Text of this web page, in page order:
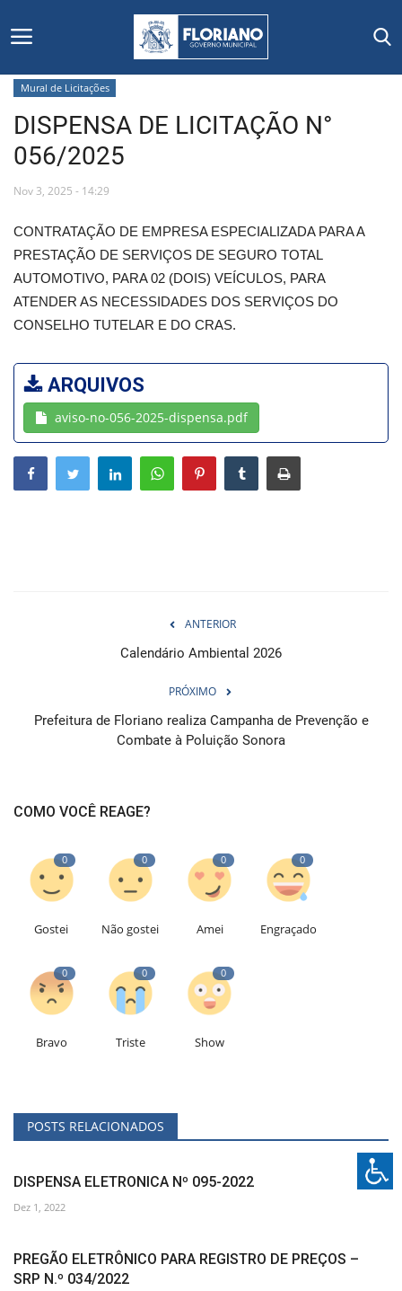
Início
Editais
Secretarias e Órgãos
Mural de Licitações
Vídeos
Webmail
Contato
Mural de Licitações
DISPENSA DE LICITAÇÃO N°
056/2025
Nov 3, 2025 - 14:29
CONTRATAÇÃO DE EMPRESA ESPECIALIZADA PARA A
PRESTAÇÃO DE SERVIÇOS DE SEGURO TOTAL
AUTOMOTIVO, PARA 02 (DOIS) VEÍCULOS, PARA
ATENDER AS NECESSIDADES DOS SERVIÇOS DO
CONSELHO TUTELAR E DO CRAS.
ARQUIVOS
aviso-no-056-2025-dispensa.pdf
ANTERIOR
Calendário Ambiental 2026
PRÓXIMO
Prefeitura de Floriano realiza Campanha de Prevenção e
Combate à Poluição Sonora
COMO VOCÊ REAGE?
0
Gostei
0
Não gostei
0
Amei
0
Engraçado
0
Bravo
0
Triste
0
Show
POSTS RELACIONADOS
DISPENSA ELETRONICA Nº 095-2022
Dez 1, 2022
PREGÃO ELETRÔNICO PARA REGISTRO DE PREÇOS –
SRP N.º 034/2022